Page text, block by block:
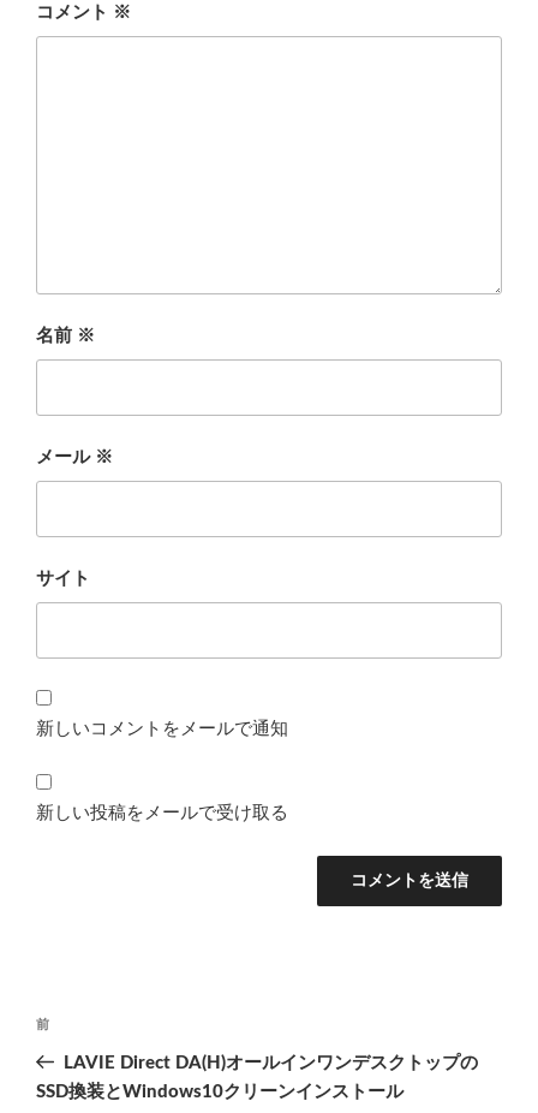
コメント ※
名前 ※
メール ※
サイト
新しいコメントをメールで通知
新しい投稿をメールで受け取る
投
ナ
前
の
投
前
LAVIE Direct DA(H)オールインワンデスクトップの
SSD換装とWindows10クリーンインストール